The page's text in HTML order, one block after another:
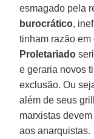
esmagado pela
burocrático,
tinham razão em
Proletariado
e geraria novos
exclusão. Ou
além de seus
marxistas
aos anarquistas.